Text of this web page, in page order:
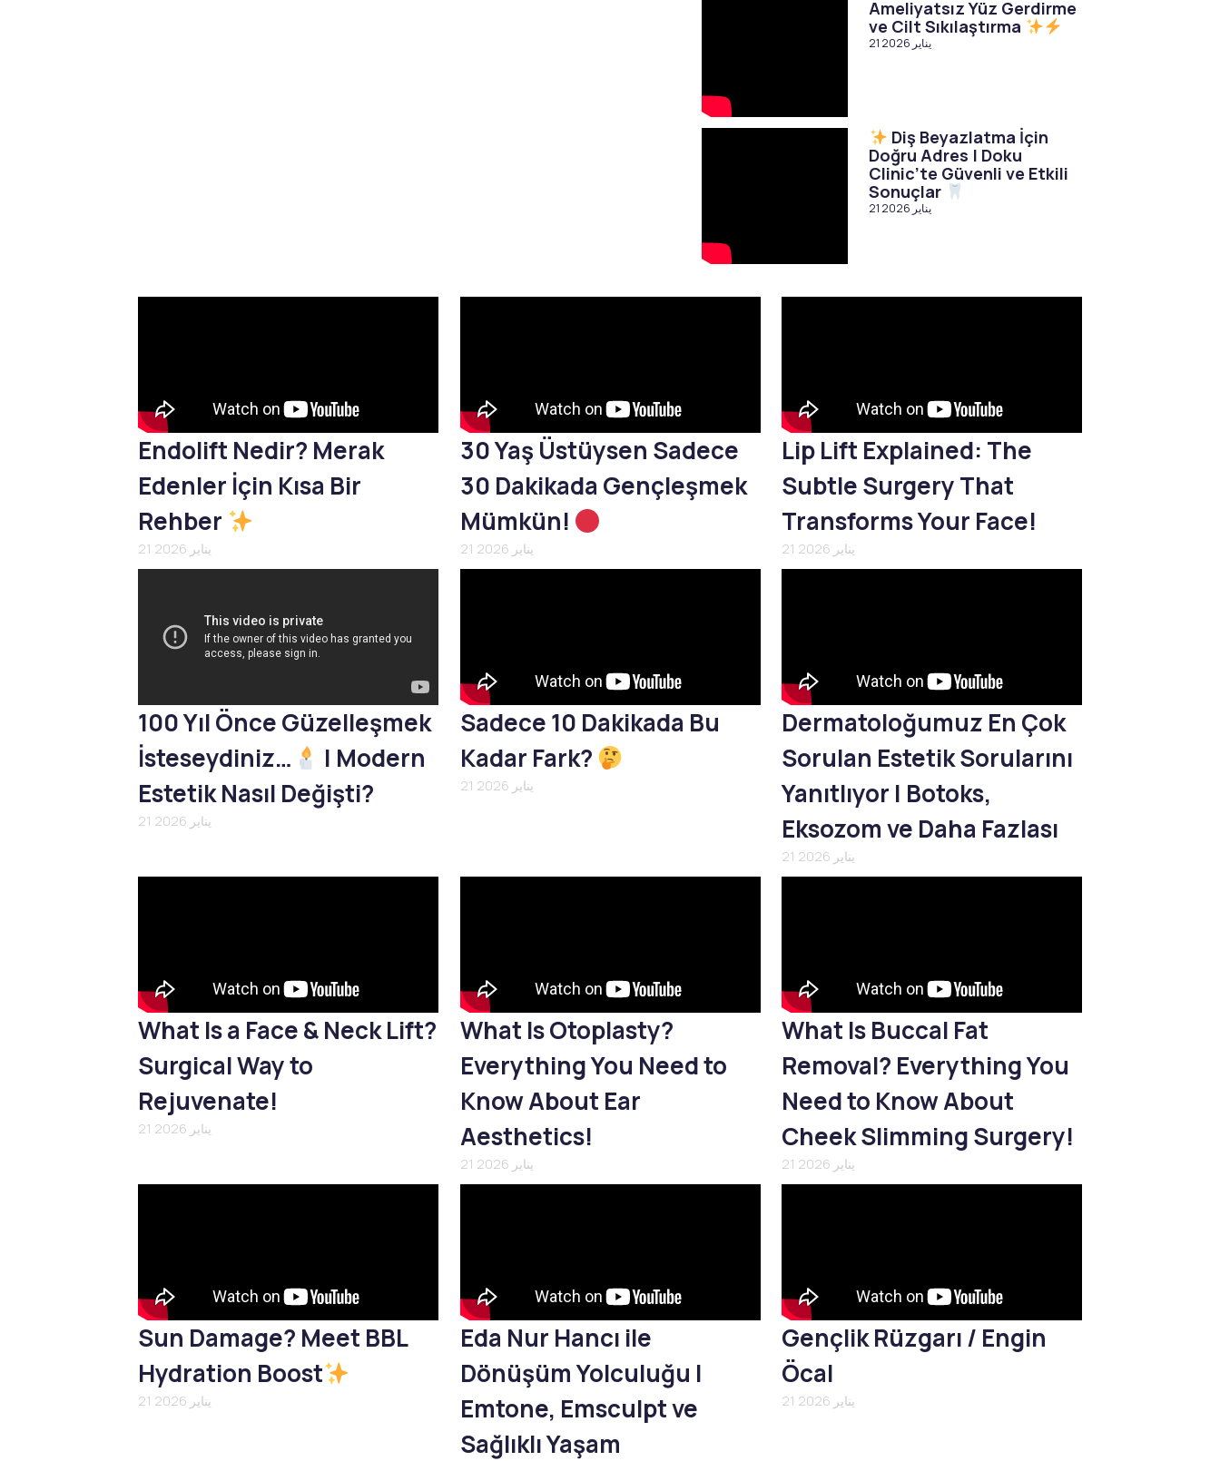
Ameliyatsız Yüz Gerdirme
ve Cilt Sıkılaştırma
21 يناير 2026
Diş Beyazlatma İçin
Doğru Adres | Doku
Clinic’te Güvenli ve Etkili
Sonuçlar
21 يناير 2026
Endolift Nedir? Merak
Edenler İçin Kısa Bir
Rehber
21 يناير 2026
30 Yaş Üstüysen Sadece
30 Dakikada Gençleşmek
Mümkün!
21 يناير 2026
Lip Lift Explained: The
Subtle Surgery That
Transforms Your Face!
21 يناير 2026
100 Yıl Önce Güzelleşmek
İsteseydiniz…
| Modern
Estetik Nasıl Değişti?
21 يناير 2026
Sadece 10 Dakikada Bu
Kadar Fark?
21 يناير 2026
Dermatoloğumuz En Çok
Sorulan Estetik Sorularını
Yanıtlıyor | Botoks,
Eksozom ve Daha Fazlası
21 يناير 2026
What Is a Face & Neck Lift?
Surgical Way to
Rejuvenate!
21 يناير 2026
What Is Otoplasty?
Everything You Need to
Know About Ear
Aesthetics!
21 يناير 2026
What Is Buccal Fat
Removal? Everything You
Need to Know About
Cheek Slimming Surgery!
21 يناير 2026
Sun Damage? Meet BBL
Hydration Boost
21 يناير 2026
Eda Nur Hancı ile
Dönüşüm Yolculuğu |
Emtone, Emsculpt ve
Sağlıklı Yaşam
Gençlik Rüzgarı / Engin
Öcal
21 يناير 2026